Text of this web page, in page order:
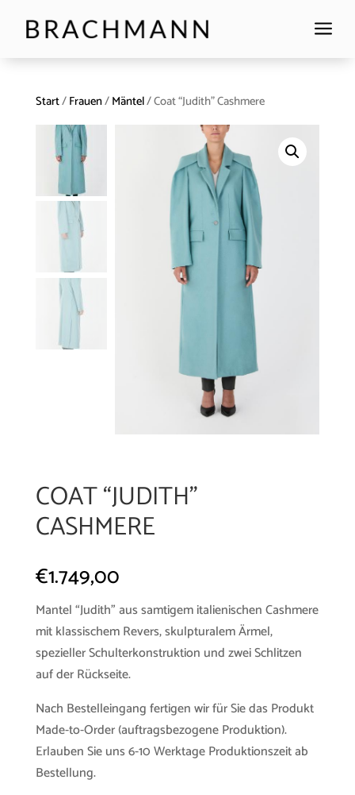
a
Start/Frauen/Mäntel/ Coat “Judith” Cashmere
COAT “JUDITH”
CASHMERE
€1.749,00
Mantel “Judith” aus samtigem italienischen Cashmere
mit klassischem Revers, skulpturalem Ärmel,
spezieller Schulterkonstruktion und zwei Schlitzen
auf der Rückseite.
Nach Bestelleingang fertigen wir für Sie das Produkt
Made-to-Order (auftragsbezogene Produktion).
Erlauben Sie uns 6-10 Werktage Produktionszeit ab
Bestellung.